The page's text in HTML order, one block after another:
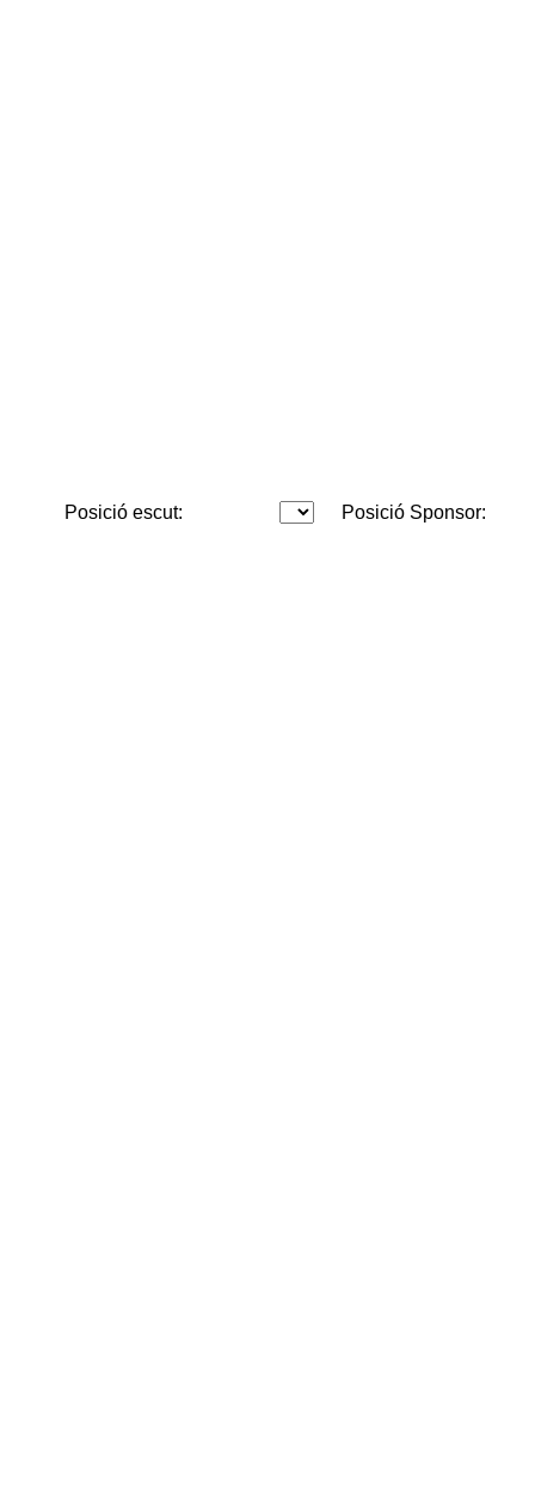
Posició escut: Posició Sponsor: